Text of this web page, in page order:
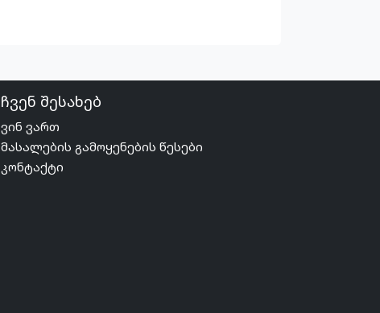
ჩვენ შესახებ
ვინ ვართ
მასალების გამოყენების წესები
კონტაქტი